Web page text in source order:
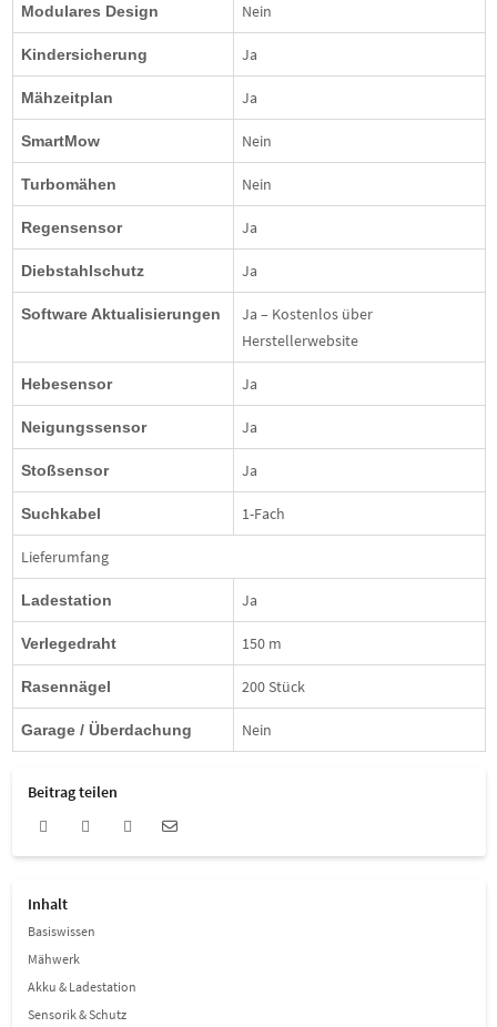
Modulares Design Nein
Kindersicherung Ja
Mähzeitplan Ja
SmartMow Nein
Turbomähen Nein
Regensensor Ja
Diebstahlschutz Ja
Software Aktualisierungen
Ja – Kostenlos über
Herstellerwebsite
Hebesensor Ja
Neigungssensor Ja
Stoßsensor Ja
Suchkabel 1-Fach
Lieferumfang
Ladestation Ja
Verlegedraht 150 m
Rasennägel 200 Stück
Garage / Überdachung Nein
Beitrag teilen
Inhalt
Basiswissen
Mähwerk
Akku & Ladestation
Sensorik & Schutz